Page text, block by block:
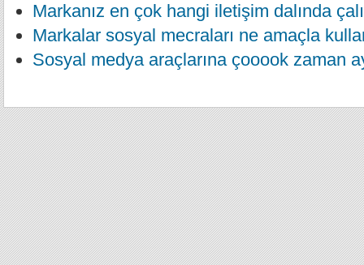
Markanız en çok hangi iletişim dalında
Markalar sosyal mecraları ne amaçla
Sosyal medya araçlarına çooook zaman